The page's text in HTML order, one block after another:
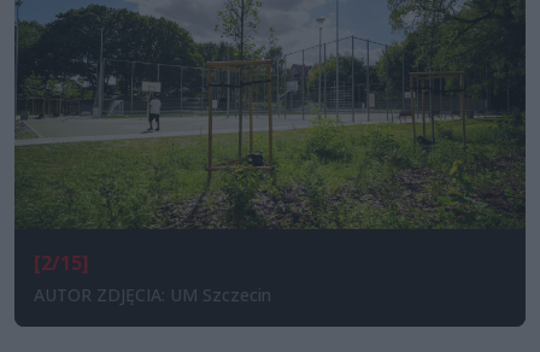
[2/15]
AUTOR ZDJĘCIA: UM Szczecin